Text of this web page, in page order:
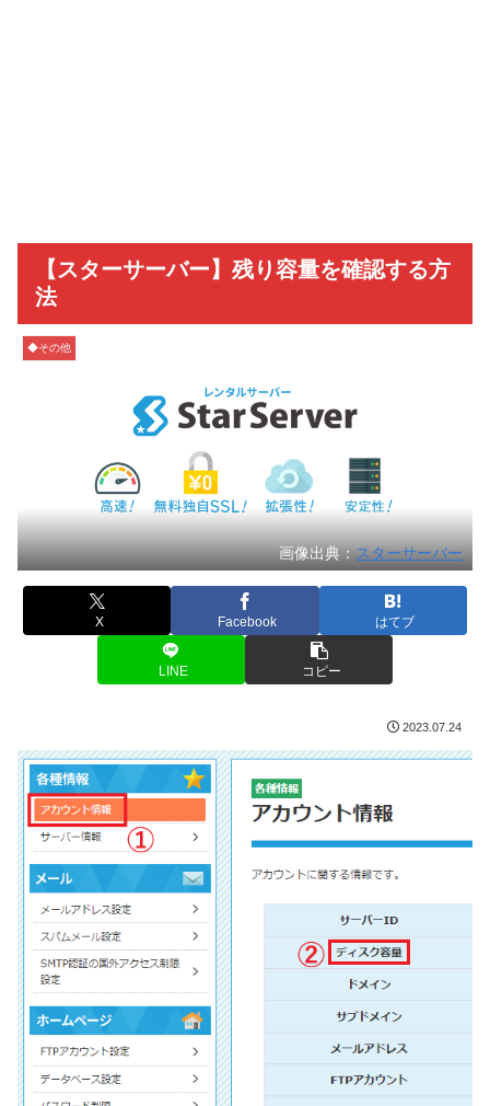
【スターサーバー】残り容量を確認する方
法
◆その他
画像出典：スターサーバー
X Facebook はてブ
LINE コピー
2023.07.24